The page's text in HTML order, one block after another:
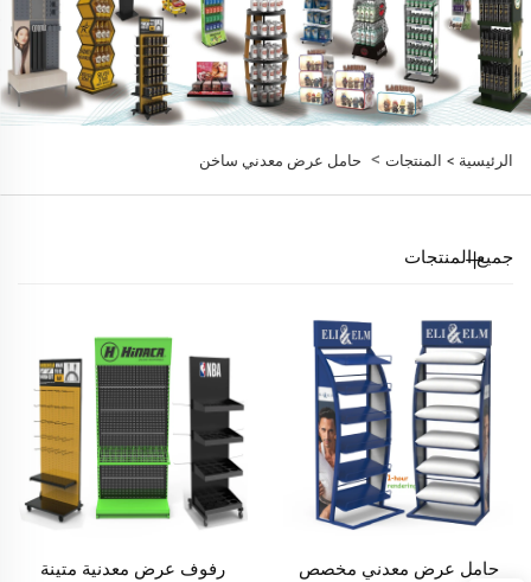
الرئيسية > المنتجات > حامل عرض معدني ساخن
جميع المنتجات
حامل عرض معدني مخصص
رفوف عرض معدنية متينة